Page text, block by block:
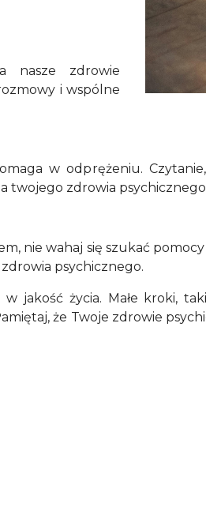
nasze zdrowie
i wspólne
w odprężeniu.
twojego zdrowia
nie wahaj się szukać
psychicznego.
jakość życia. Małe kroki,
że Twoje zdrowie